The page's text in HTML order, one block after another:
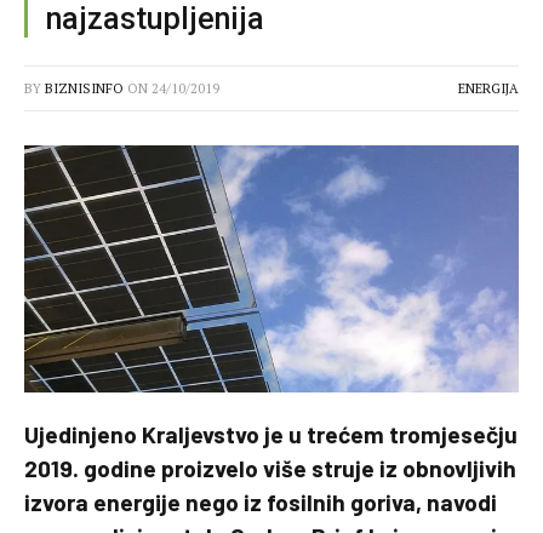
najzastupljenija
BY BIZNISINFO ON 24/10/2019 ENERGIJA
Ujedinjeno Kraljevstvo je u trećem tromjesečju
2019. godine proizvelo više struje iz obnovljivih
izvora energije nego iz fosilnih goriva, navodi